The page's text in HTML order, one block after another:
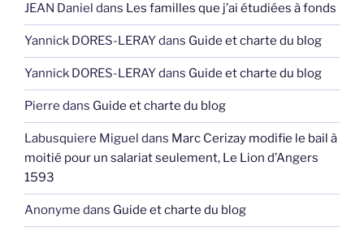
JEAN Daniel dans Les familles que j’ai étudiées à fonds
Yannick DORES-LERAYdans Guide et charte du blog
Yannick DORES-LERAYdans Guide et charte du blog
Pierre dans Guide et charte du blog
Labusquiere Miguel dans Marc Cerizay modifie le bail à
moitié pour un salariat seulement, Le Lion d’Angers
1593
Anonyme dans Guide et charte du blog